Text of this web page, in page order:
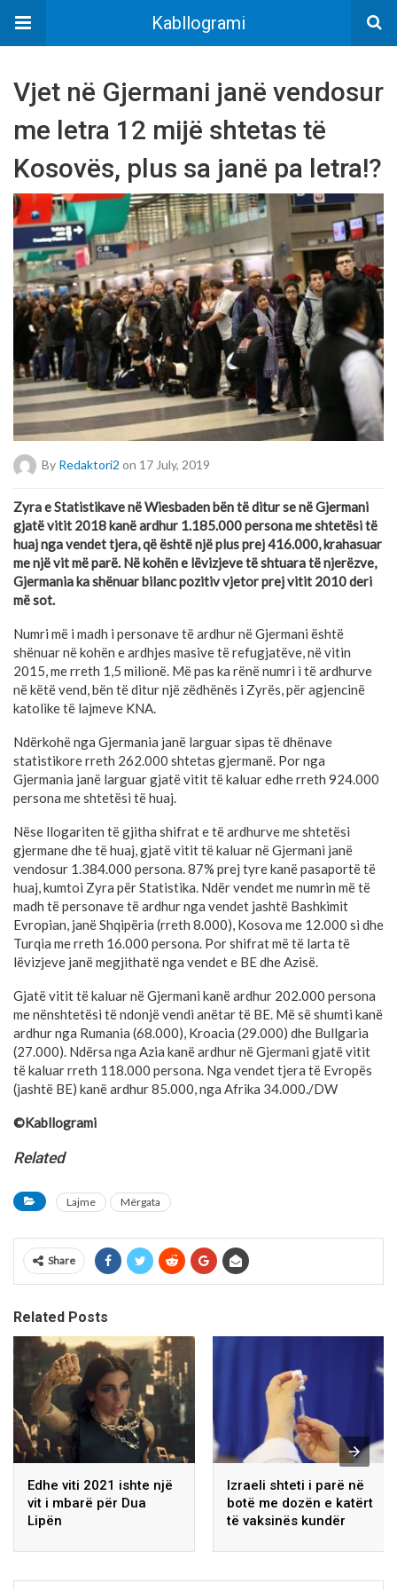
Kabllogrami
Vjet në Gjermani janë vendosur
me letra 12 mijë shtetas të
Kosovës, plus sa janë pa letra!?
By Redaktori2 on 17 July, 2019
Zyra e Statistikave në Wiesbaden bën të ditur se në Gjermani
gjatë vitit 2018 kanë ardhur 1.185.000 persona me shtetësi të
huaj nga vendet tjera, që është një plus prej 416.000, krahasuar
me një vit më parë. Në kohën e lëvizjeve të shtuara të njerëzve,
Gjermania ka shënuar bilanc pozitiv vjetor prej vitit 2010 deri
më sot.
Numri më i madh i personave të ardhur në Gjermani është
shënuar në kohën e ardhjes masive të refugjatëve, në vitin
2015, me rreth 1,5 milionë. Më pas ka rënë numri i të ardhurve
në këtë vend, bën të ditur një zëdhënës i Zyrës, për agjencinë
katolike të lajmeve KNA.
Ndërkohë nga Gjermania janë larguar sipas të dhënave
statistikore rreth 262.000 shtetas gjermanë. Por nga
Gjermania janë larguar gjatë vitit të kaluar edhe rreth 924.000
persona me shtetësi të huaj.
Nëse llogariten të gjitha shifrat e të ardhurve me shtetësi
gjermane dhe të huaj, gjatë vitit të kaluar në Gjermani janë
vendosur 1.384.000 persona. 87% prej tyre kanë pasaportë të
huaj, kumtoi Zyra për Statistika. Ndër vendet me numrin më të
madh të personave të ardhur nga vendet jashtë Bashkimit
Evropian, janë Shqipëria (rreth 8.000), Kosova me 12.000 si dhe
Turqia me rreth 16.000 persona. Por shifrat më të larta të
lëvizjeve janë megjithatë nga vendet e BE dhe Azisë.
Gjatë vitit të kaluar në Gjermani kanë ardhur 202.000 persona
me nënshtetësi të ndonjë vendi anëtar të BE. Më së shumti kanë
ardhur nga Rumania (68.000), Kroacia (29.000) dhe Bullgaria
(27.000). Ndërsa nga Azia kanë ardhur në Gjermani gjatë vitit
të kaluar rreth 118.000 persona. Nga vendet tjera të Evropës
(jashtë BE) kanë ardhur 85.000, nga Afrika 34.000./DW
©Kabllogrami
Related
Lajme Mërgata
Share
Related Posts
Edhe viti 2021 ishte një
vit i mbarë për Dua
Lipën
Izraeli shteti i parë në
botë me dozën e katërt
të vaksinës kundër